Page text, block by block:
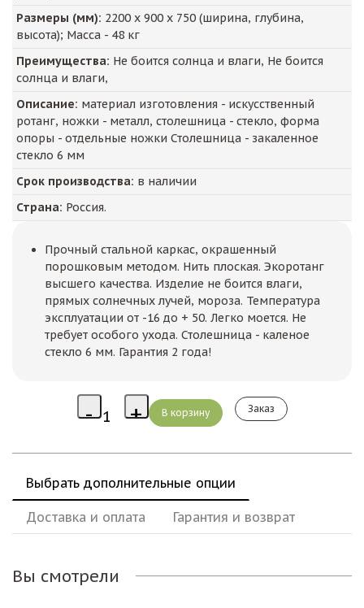
Размеры (мм): 2200 х 900 х 750 (ширина, глубина,
высота); Масса - 48 кг
Преимущества: Не боится солнца и влаги, Не боится
солнца и влаги,
Описание: материал изготовления - искусственный
ротанг, ножки - металл, столешница - стекло, форма
опоры - отдельные ножки Столешница - закаленное
стекло 6 мм
Срок производства: в наличии
Страна: Россия.
Прочный стальной каркас, окрашенный
порошковым методом. Нить плоская. Экоротанг
высшего качества. Изделие не боится влаги,
прямых солнечных лучей, мороза. Температура
эксплуатации от -16 до + 50. Легко моется. Не
требует особого ухода. Столешница - каленое
стекло 6 мм. Гарантия 2 года!
Заказ
Выбрать дополнительные опции
Доставка и оплата Гарантия и возврат
Вы смотрели